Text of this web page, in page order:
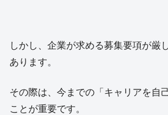
しかし、企業が求める募集要項が厳
あります。
その際は、今までの「キャリアを自
ことが重要です。